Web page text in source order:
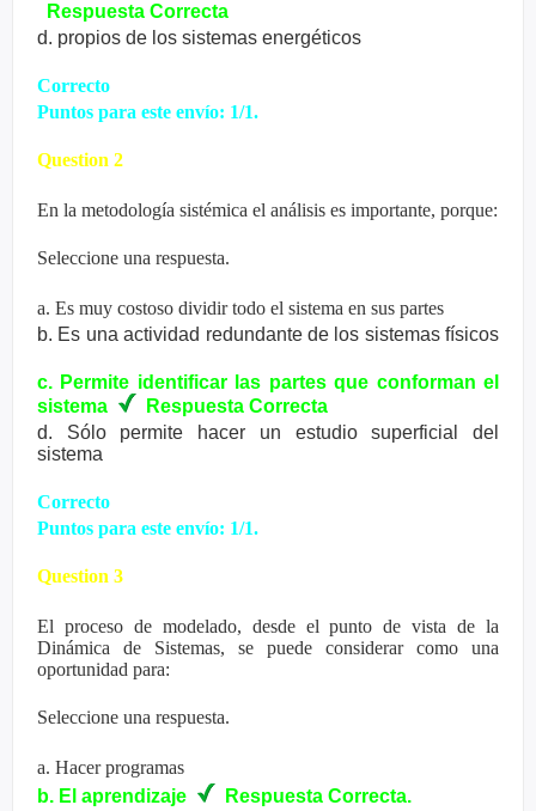
Respuesta Correcta
d. propios de los sistemas energéticos
Correcto
Puntos para este envío: 1/1.
Question 2
En la metodología sistémica el análisis es importante, porque:
Seleccione una respuesta.
a. Es muy costoso dividir todo el sistema en sus partes
b. Es una actividad redundante de los sistemas físicos
c. Permite identificar las partes que conforman el
sistema
Respuesta Correcta
d. Sólo permite hacer un estudio superficial del
sistema
Correcto
Puntos para este envío: 1/1.
Question 3
El proceso de modelado, desde el punto de vista de la
Dinámica de Sistemas, se puede considerar como una
oportunidad para:
Seleccione una respuesta.
a. Hacer programas
b. El aprendizaje
Respuesta Correcta.